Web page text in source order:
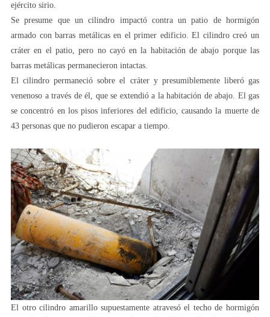
ejército sirio.
Se presume que un cilindro impactó contra un patio de hormigón
armado con barras metálicas en el primer edificio. El cilindro creó un
cráter en el patio, pero no cayó en la habitación de abajo porque las
barras metálicas permanecieron intactas.
El cilindro permaneció sobre el cráter y presumiblemente liberó gas
venenoso a través de él, que se extendió a la habitación de abajo. El gas
se concentró en los pisos inferiores del edificio, causando la muerte de
43 personas que no pudieron escapar a tiempo.
El otro cilindro amarillo supuestamente atravesó el techo de hormigón